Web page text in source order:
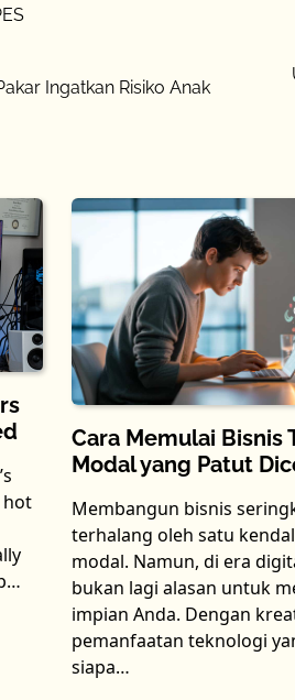
Ingatkan Risiko Anak
hot
Cara Memulai Bisnis
Modal yang Patut
Membangun bisnis
terhalang oleh satu
modal. Namun, di era
bukan lagi alasan untuk
impian Anda. Dengan
pemanfaatan teknologi
siapa…